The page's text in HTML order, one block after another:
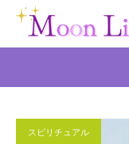
スピリチュアル